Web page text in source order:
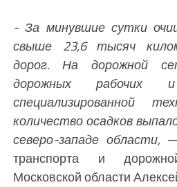
- За минувшие сутки
свыше 23,6 тысяч
дорог. На дорожной
дорожных рабочих
специализированной
количество осадков
северо-западе области,—
транспорта и
Московской области